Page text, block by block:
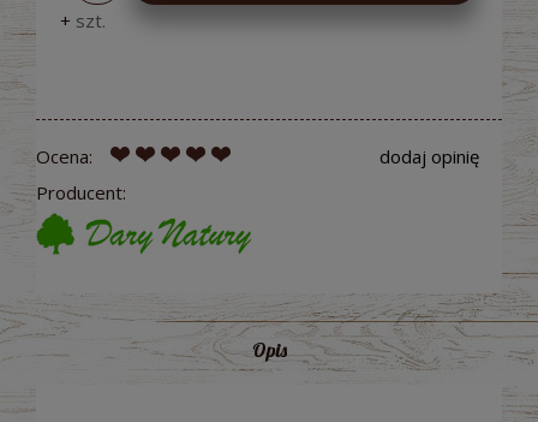
+ szt.
Ocena:
Producent:
dodaj opinię
Opis